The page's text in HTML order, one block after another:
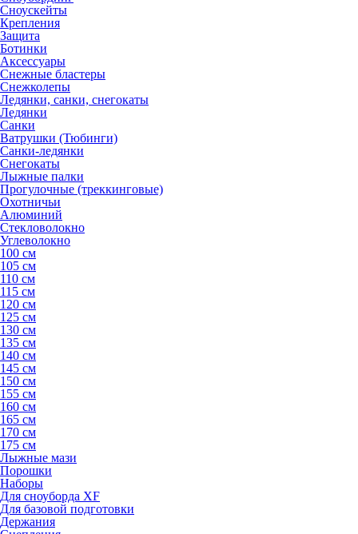
Сноускейты
Крепления
Защита
Ботинки
Аксессуары
Снежные бластеры
Снежколепы
Ледянки, санки, снегокаты
Ледянки
Санки
Ватрушки (Тюбинги)
Санки-ледянки
Снегокаты
Лыжные палки
Прогулочные (треккинговые)
Охотничьи
Алюминий
Стекловолокно
Углеволокно
100 см
105 см
110 см
115 см
120 см
125 см
130 см
135 см
140 см
145 см
150 см
155 см
160 см
165 см
170 см
175 см
Лыжные мази
Порошки
Наборы
Для сноуборда XF
Для базовой подготовки
Держания